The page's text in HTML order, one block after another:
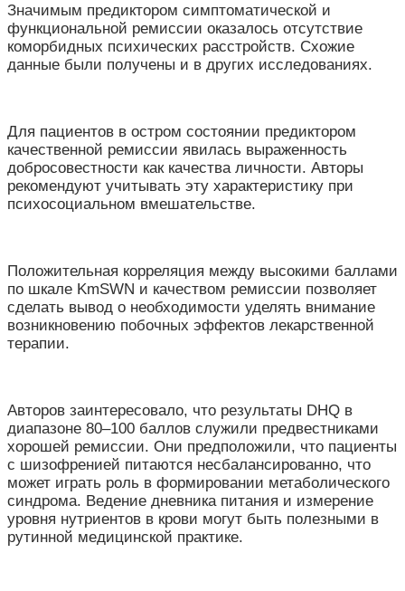
Значимым предиктором симптоматической и
функциональной ремиссии оказалось отсутствие
коморбидных психических расстройств. Схожие
данные были получены и в других исследованиях.
Для пациентов в остром состоянии предиктором
качественной ремиссии явилась выраженность
добросовестности как качества личности. Авторы
рекомендуют учитывать эту характеристику при
психосоциальном вмешательстве.
Положительная корреляция между высокими баллами
по шкале KmSWN и качеством ремиссии позволяет
сделать вывод о необходимости уделять внимание
возникновению побочных эффектов лекарственной
терапии.
Авторов заинтересовало, что результаты DHQ в
диапазоне 80–100 баллов служили предвестниками
хорошей ремиссии. Они предположили, что пациенты
с шизофренией питаются несбалансированно, что
может играть роль в формировании метаболического
синдрома. Ведение дневника питания и измерение
уровня нутриентов в крови могут быть полезными в
рутинной медицинской практике.